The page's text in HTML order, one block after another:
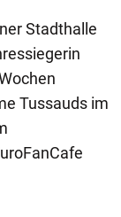
Stadthalle
Tussauds im